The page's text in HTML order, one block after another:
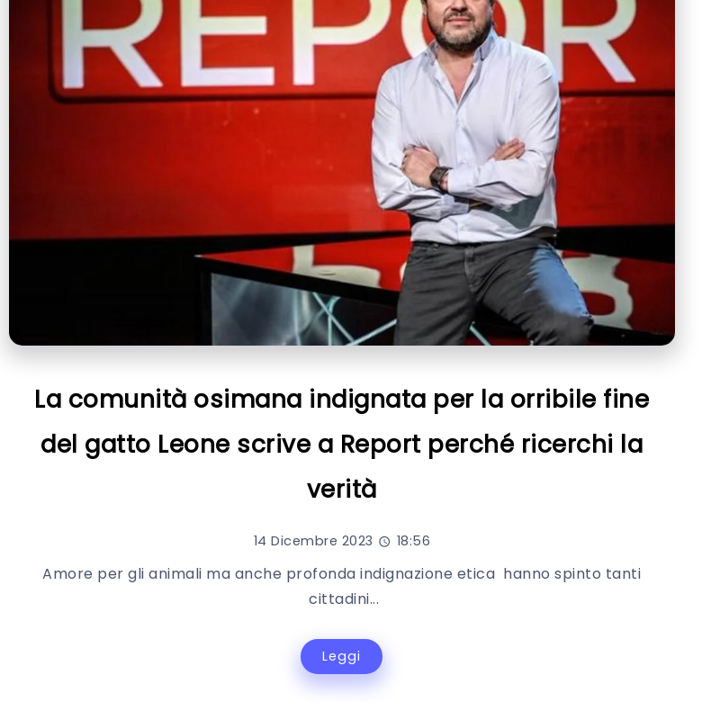
La comunità osimana indignata per la orribile fine
del gatto Leone scrive a Report perché ricerchi la
verità
14 Dicembre 2023 18:56
Amore per gli animali ma anche profonda indignazione etica hanno spinto tanti
cittadini...
Leggi